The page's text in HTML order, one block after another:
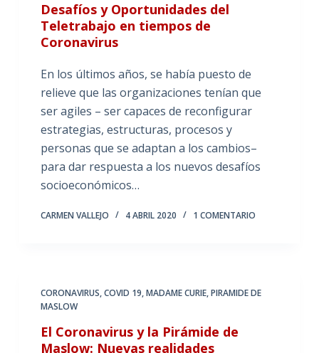
Desafíos y Oportunidades del
Teletrabajo en tiempos de
Coronavirus
En los últimos años, se había puesto de
relieve que las organizaciones tenían que
ser agiles – ser capaces de reconfigurar
estrategias, estructuras, procesos y
personas que se adaptan a los cambios–
para dar respuesta a los nuevos desafíos
socioeconómicos…
CARMEN VALLEJO 4 ABRIL 2020 1 COMENTARIO
CORONAVIRUS,COVID 19,MADAME CURIE,PIRAMIDE DE
MASLOW
El Coronavirus y la Pirámide de
Maslow: Nuevas realidades